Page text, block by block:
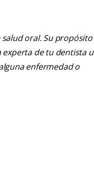
oral. Su propósito
de tu dentista u
enfermedad o